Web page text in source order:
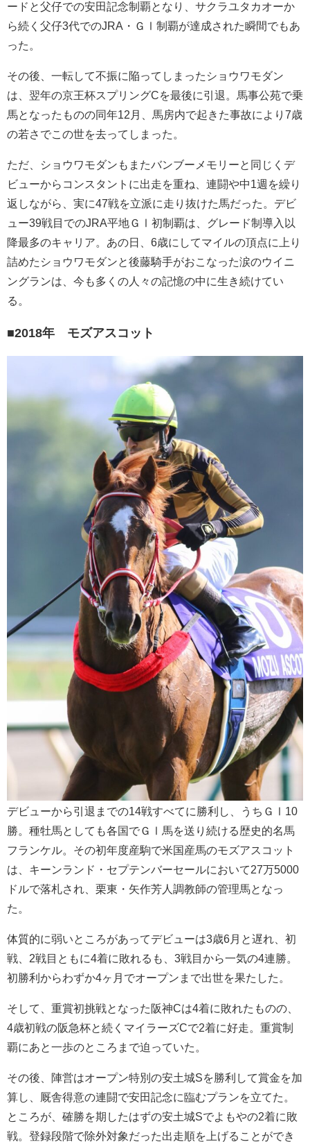
ードと父仔での安田記念制覇となり、サクラユタカオーか
ら続く父仔3代でのJRA・ＧⅠ制覇が達成された瞬間でもあ
った。
その後、一転して不振に陥ってしまったショウワモダン
は、翌年の京王杯スプリングCを最後に引退。馬事公苑で乗
馬となったものの同年12月、馬房内で起きた事故により7歳
の若さでこの世を去ってしまった。
ただ、ショウワモダンもまたバンブーメモリーと同じくデ
ビューからコンスタントに出走を重ね、連闘や中1週を繰り
返しながら、実に47戦を立派に走り抜けた馬だった。デビ
ュー39戦目でのJRA平地ＧⅠ初制覇は、グレード制導入以
降最多のキャリア。あの日、6歳にしてマイルの頂点に上り
詰めたショウワモダンと後藤騎手がおこなった涙のウイニ
ングランは、今も多くの人々の記憶の中に生き続けてい
る。
■2018年 モズアスコット
デビューから引退までの14戦すべてに勝利し、うちＧⅠ10
勝。種牡馬としても各国でＧⅠ馬を送り続ける歴史的名馬
フランケル。その初年度産駒で米国産馬のモズアスコット
は、キーンランド・セプテンバーセールにおいて27万5000
ドルで落札され、栗東・矢作芳人調教師の管理馬となっ
た。
体質的に弱いところがあってデビューは3歳6月と遅れ、初
戦、2戦目ともに4着に敗れるも、3戦目から一気の4連勝。
初勝利からわずか4ヶ月でオープンまで出世を果たした。
そして、重賞初挑戦となった阪神Cは4着に敗れたものの、
4歳初戦の阪急杯と続くマイラーズCで2着に好走。重賞制
覇にあと一歩のところまで迫っていた。
その後、陣営はオープン特別の安土城Sを勝利して賞金を加
算し、厩舎得意の連闘で安田記念に臨むプランを立てた。
ところが、確勝を期したはずの安土城Sでよもやの2着に敗
戦。登録段階で除外対象だった出走順を上げることができ